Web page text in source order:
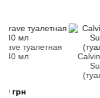
Calvin
Antonio Banderas